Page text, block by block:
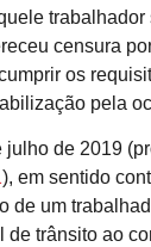
trabalhador
censura
os
pela
de 2019
), em sentido
de um
de trânsito ao